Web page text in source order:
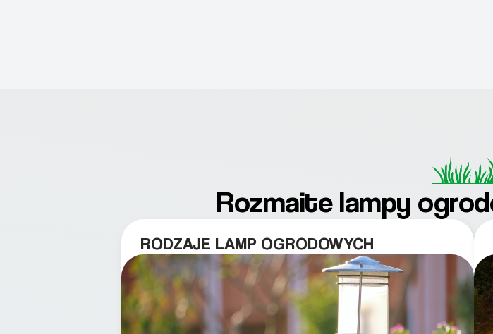
Rozmaite lampy
RODZAJE LAMP OGRODOWYCH